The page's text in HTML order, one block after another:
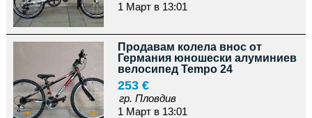
1 Март в 13:01
Продавам колела внос от
Германия юношески алуминиев
велосипед Tempo 24
253 €
гр. Пловдив
1 Март в 13:01